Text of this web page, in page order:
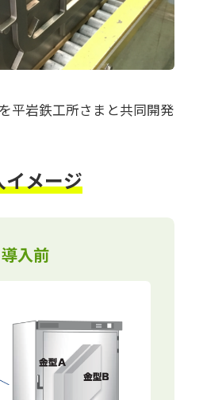
平岩鉄工所さまと共同開発
イメージ
導入前